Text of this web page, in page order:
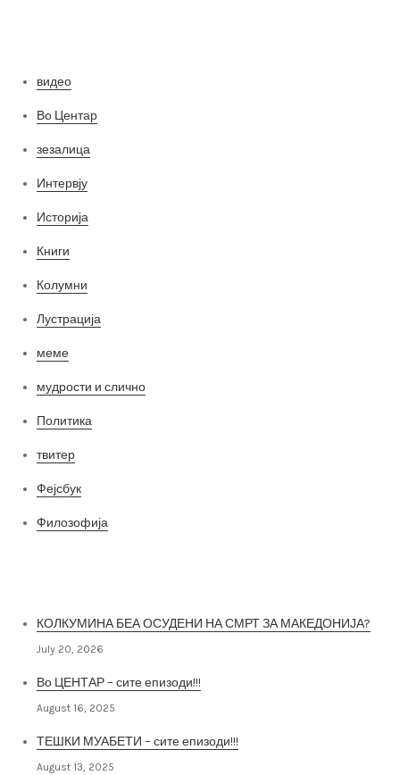
видео
Во Центар
зезалица
Интервју
Историја
Книги
Колумни
Лустрација
меме
мудрости и слично
Политика
твитер
Фејсбук
Филозофија
КОЛКУМИНА БЕА ОСУДЕНИ НА СМРТ ЗА МАКЕДОНИЈА?
July 20, 2026
Во ЦЕНТАР – сите епизоди!!!
August 16, 2025
ТЕШКИ МУАБЕТИ – сите епизоди!!!
August 13, 2025